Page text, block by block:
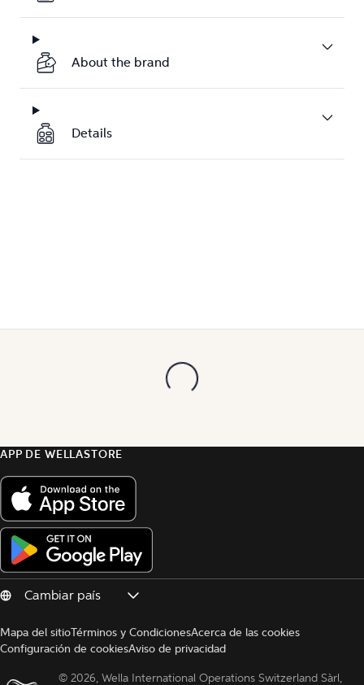
About the brand
Details
APP DE WELLASTORE
Mapa del sitioTérminos y CondicionesAcerca de las cookies
Configuración de cookiesAviso de privacidad
© 2026, Wella International Operations Switzerland Sàrl,